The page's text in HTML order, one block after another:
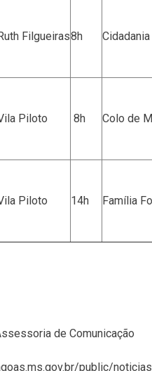
Filgueiras8h
Piloto 8h Colo de
Piloto 14h Família
de Comunicação
public/